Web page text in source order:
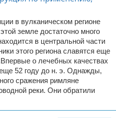
в вулканическом регионе
земле достаточно много
в центральной части
этого региона славятся еще
о лечебных качествах
52 году до н. э. Однажды,
сражения римляне
реки. Они обратили